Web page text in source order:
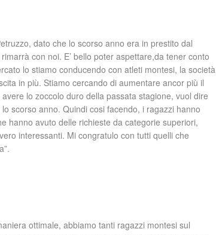
dato che lo scorso anno era in prestito dal
con noi. E’ bello poter aspettare,da tener conto
lo stiamo conducendo con atleti montesi, la società
in più. Stiamo cercando di aumentare ancor più il
lo zoccolo duro della passata stagione, vuol dire
scorso anno. Quindi cosi facendo, i ragazzi hanno
hanno avuto delle richieste da categorie superiori,
interessanti. Mi congratulo con tutti quelli che
ottimale, abbiamo tanti ragazzi montesi sul